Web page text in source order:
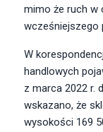
mimo że ruch w
wcześniejszego
W
handlowych
z marca 2022 r.
wskazano, że
wysokości 169